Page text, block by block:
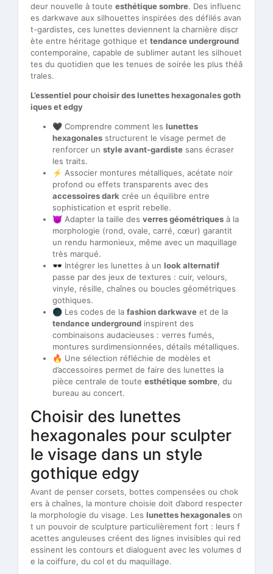
deur nouvelle à toute esthétique sombre. Des influenc
es darkwave aux silhouettes inspirées des défilés avan
t-gardistes, ces lunettes deviennent la charnière discr
ète entre héritage gothique et tendance underground
contemporaine, capable de sublimer autant les silhouet
tes du quotidien que les tenues de soirée les plus théâ
trales.
L’essentiel pour choisir des lunettes hexagonales goth
iques et edgy
🖤 Comprendre comment les lunettes
hexagonales structurent le visage permet de
renforcer un style avant-gardiste sans écraser
les traits.
⚡ Associer montures métalliques, acétate noir
profond ou effets transparents avec des
accessoires dark crée un équilibre entre
sophistication et esprit rebelle.
😈 Adapter la taille des verres géométriques à la
morphologie (rond, ovale, carré, cœur) garantit
un rendu harmonieux, même avec un maquillage
très marqué.
🕶 Intégrer les lunettes à un look alternatif
passe par des jeux de textures : cuir, velours,
vinyle, résille, chaînes ou boucles géométriques
gothiques.
🌑 Les codes de la fashion darkwave et de la
tendance underground inspirent des
combinaisons audacieuses : verres fumés,
montures surdimensionnées, détails métalliques.
🔥 Une sélection réfléchie de modèles et
d’accessoires permet de faire des lunettes la
pièce centrale de toute esthétique sombre, du
bureau au concert.
Choisir des lunettes
hexagonales pour sculpter
le visage dans un style
gothique edgy
Avant de penser corsets, bottes compensées ou chok
ers à chaînes, la monture choisie doit d’abord respecter
la morphologie du visage. Les lunettes hexagonales on
t un pouvoir de sculpture particulièrement fort : leurs f
acettes anguleuses créent des lignes invisibles qui red
essinent les contours et dialoguent avec les volumes d
e la coiffure, du col et du maquillage.